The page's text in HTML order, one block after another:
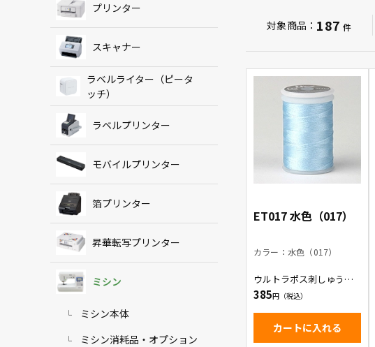
プリンター
スキャナー
ラベルライター（ピータ
ッチ）
ラベルプリンター
モバイルプリンター
箔プリンター
昇華転写プリンター
ミシン
ミシン本体
ミシン消耗品・オプション
対象商品： 187 件
ET017 水色（017）
カラー：水色（017）
ウルトラポス刺しゅう糸/
水色
385
カートに入れる